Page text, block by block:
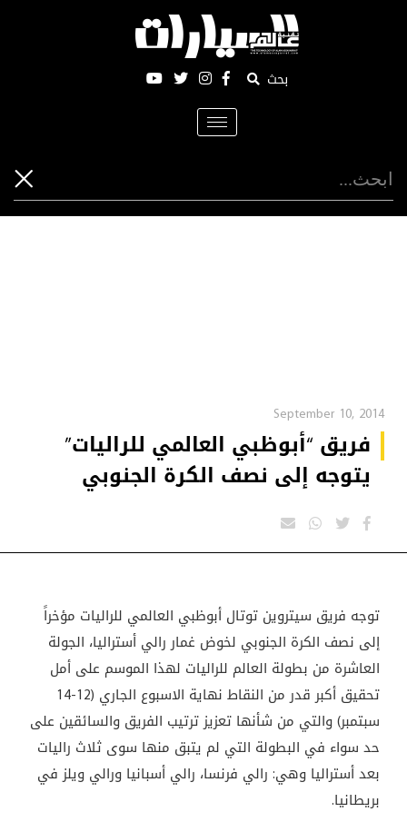
بحث
Toggle
navigation
September 10, 2014
فريق “أبوظبي العالمي للراليات”
يتوجه إلى نصف الكرة الجنوبي
توجه فريق سيتروين توتال أبوظبي العالمي للراليات مؤخراً
إلى نصف الكرة الجنوبي لخوض غمار رالي أستراليا، الجولة
العاشرة من بطولة العالم للراليات لهذا الموسم على أمل
تحقيق أكبر قدر من النقاط نهاية الاسبوع الجاري (12-14
سبتمبر) والتي من شأنها تعزيز ترتيب الفريق والسائقين على
حد سواء في البطولة التي لم يتبق منها سوى ثلاث راليات
بعد أستراليا وهي: رالي فرنسا، رالي أسبانيا ورالي ويلز في
بريطانيا.